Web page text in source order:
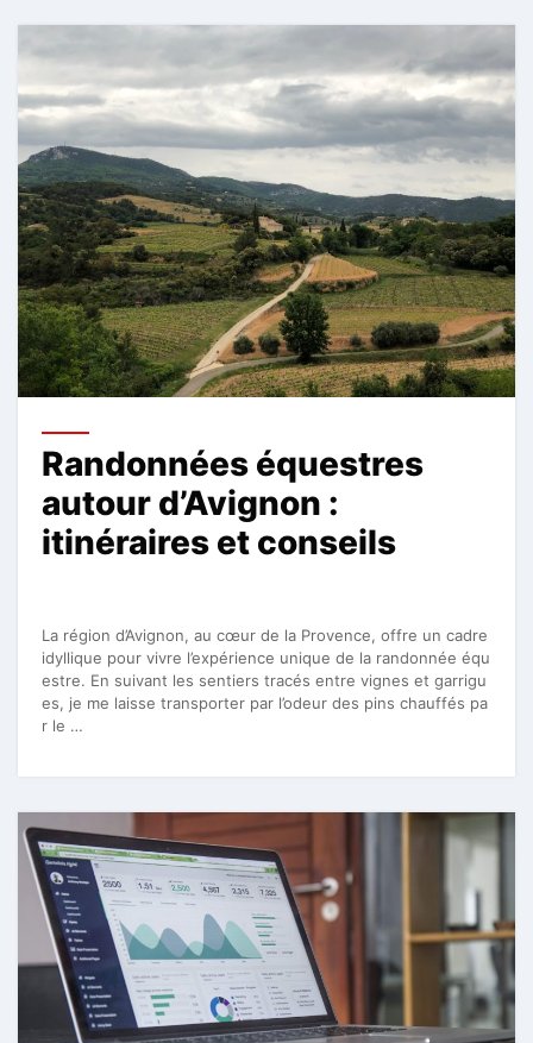
Randonnées équestres
autour d’Avignon :
itinéraires et conseils
La région d’Avignon, au cœur de la Provence, offre un cadre
idyllique pour vivre l’expérience unique de la randonnée équ
estre. En suivant les sentiers tracés entre vignes et garrigu
es, je me laisse transporter par l’odeur des pins chauffés pa
r le …